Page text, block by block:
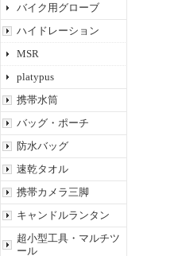
バイク用グローブ
ハイドレーション
MSR
platypus
携帯水筒
バッグ・ポーチ
防水バッグ
速乾タオル
携帯カメラ三脚
キャンドルランタン
超小型工具・マルチツ
ール